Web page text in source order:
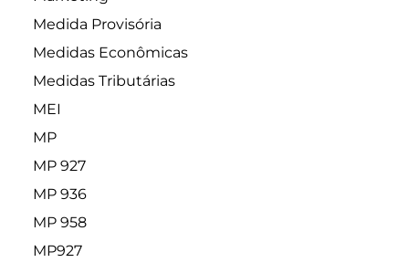
Medida Provisória
Medidas Econômicas
Medidas Tributárias
MEI
MP
MP 927
MP 936
MP 958
MP927